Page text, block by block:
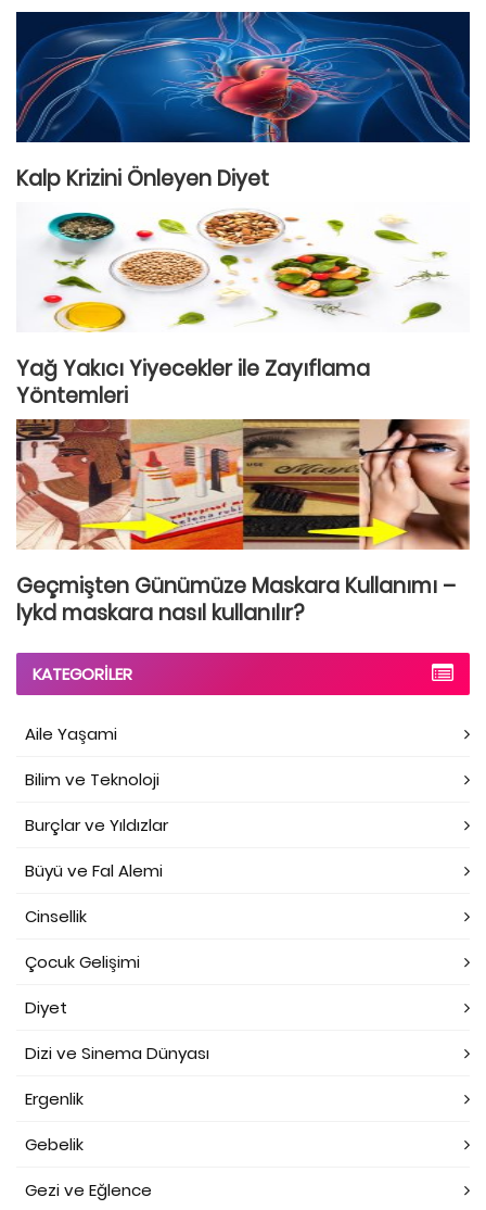
Kalp Krizini Önleyen Diyet
Yağ Yakıcı Yiyecekler ile Zayıflama
Yöntemleri
Geçmişten Günümüze Maskara Kullanımı –
lykd maskara nasıl kullanılır?
KATEGORILER
Aile Yaşami
Bilim ve Teknoloji
Burçlar ve Yıldızlar
Büyü ve Fal Alemi
Cinsellik
Çocuk Gelişimi
Diyet
Dizi ve Sinema Dünyası
Ergenlik
Gebelik
Gezi ve Eğlence